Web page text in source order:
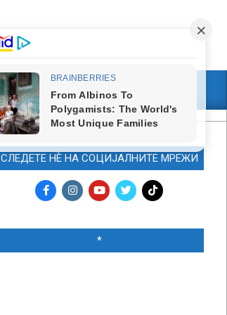
МАРКЕТИНГ
СЛЕДЕТЕ НЀ НА СОЦИЈАЛНИТЕ МРЕЖИ
*